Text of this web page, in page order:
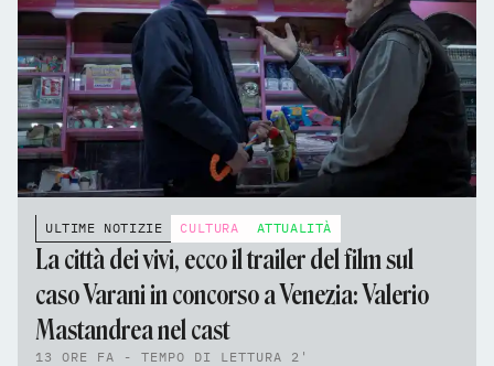
ULTIME NOTIZIE CULTURA ATTUALITÀ
La città dei vivi, ecco il trailer del film sul
caso Varani in concorso a Venezia: Valerio
Mastandrea nel cast
13 ORE FA - TEMPO DI LETTURA 2'